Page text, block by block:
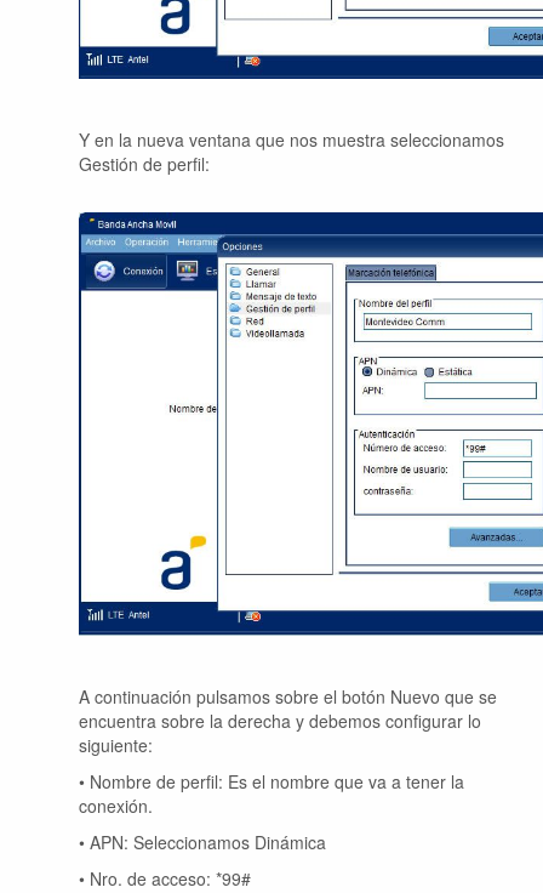
Y en la nueva ventana que nos muestra seleccionamos
Gestión de perfil:
A continuación pulsamos sobre el botón Nuevo que se
encuentra sobre la derecha y debemos configurar lo
siguiente:
• Nombre de perfil: Es el nombre que va a tener la
conexión.
• APN: Seleccionamos Dinámica
• Nro. de acceso: *99#